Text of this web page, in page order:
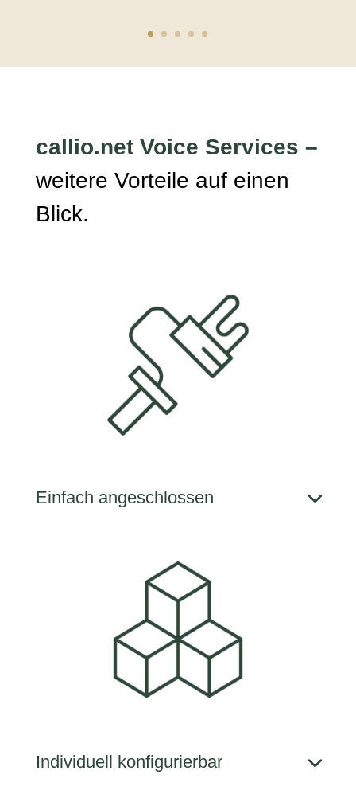
callio.net Voice Services –
weitere Vorteile auf einen
Blick.
Einfach ange­schlossen
Individuell konfi­gurierbar